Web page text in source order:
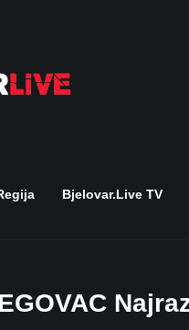
Bjelovar.live TV